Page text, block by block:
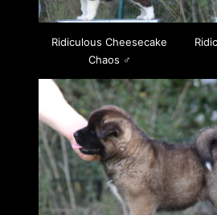
Ridiculous Cheesecake
Chaos ♂